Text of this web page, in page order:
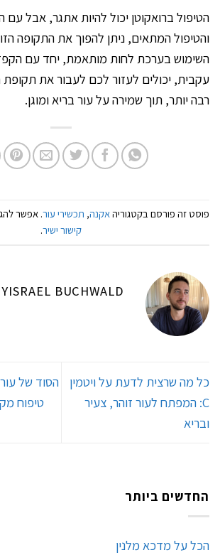
הטיפול ברואקוטן יכול להיות אתגר, אבל עם
והטיפול המתאים, ניתן להפוך את התקופה
השימוש בערכת לחות מותאמת, יחד עם
עקבית, יכולים לעזור לכם לעבור את תקופת
רבה יותר, תוך שמירה על עור בריא ומוגן.
פוסט זה פורסם בקטגוריהאקנה, תכשירי עור. אפשר
קישור ישיר.
YISRAEL BUCHWALD
כל מה שרצית לדעת על ויטמין
C: המפתח לעור זוהר, צעיר
ובריא
הסוד של
טיפוח
החדשים ביותר
הכל על מדכא מלנין